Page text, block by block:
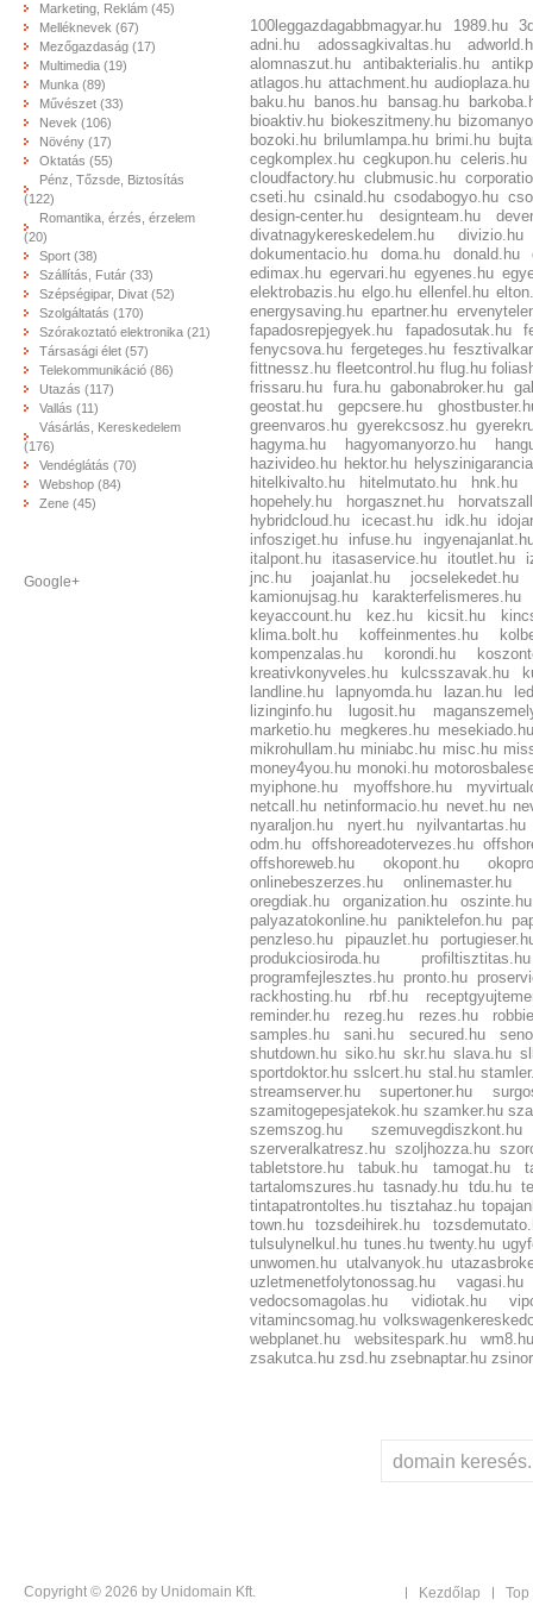
Marketing, Reklám (45)
Melléknevek (67)
Mezőgazdaság (17)
Multimedia (19)
Munka (89)
Művészet (33)
Nevek (106)
Növény (17)
Oktatás (55)
Pénz, Tőzsde, Biztosítás
(122)
Romantika, érzés, érzelem
(20)
Sport (38)
Szállítás, Futár (33)
Szépségipar, Divat (52)
Szolgáltatás (170)
Szórakoztató elektronika (21)
Társasági élet (57)
Telekommunikáció (86)
Utazás (117)
Vallás (11)
Vásárlás, Kereskedelem
(176)
Vendéglátás (70)
Webshop (84)
Zene (45)
Google+
100leggazdagabbmagyar.hu 1989.hu
adni.hu
adossagkivaltas.hu
alomnaszut.hu
antibakterialis.hu
atlagos.hu attachment.hu audioplaza.hu
baku.hu
banos.hu bansag.hu
bioaktiv.hu biokeszitmeny.hu
bozoki.hu brilumlampa.hu brimi.hu
cegkomplex.hu cegkupon.hu celeris.hu
cloudfactory.hu clubmusic.hu
cseti.hu csinald.hu csodabogyo.hu
design-center.hu
designteam.hu
divatnagykereskedelem.hu
divizio.hu
dokumentacio.hu
doma.hu donald.hu
edimax.hu egervari.hu egyenes.hu
elektrobazis.hu elgo.hu ellenfel.hu
energysaving.hu epartner.hu
fapadosrepjegyek.hu
fapadosutak.hu
fenycsova.hu fergeteges.hu
fittnessz.hu fleetcontrol.hu flug.hu
frissaru.hu fura.hu gabonabroker.hu
geostat.hu
gepcsere.hu
greenvaros.hu gyerekcsosz.hu
hagyma.hu
hagyomanyorzo.hu
hazivideo.hu hektor.hu
hitelkivalto.hu
hitelmutato.hu hnk.hu
hopehely.hu
horgasznet.hu
hybridcloud.hu
icecast.hu idk.hu
infosziget.hu
infuse.hu
italpont.hu
itasaservice.hu itoutlet.hu
jnc.hu
joajanlat.hu
jocselekedet.hu
kamionujsag.hu
karakterfelismeres.hu
keyaccount.hu
kez.hu kicsit.hu
klima.bolt.hu
koffeinmentes.hu
kompenzalas.hu
korondi.hu
kreativkonyveles.hu
kulcsszavak.hu
landline.hu
lapnyomda.hu lazan.hu
lizinginfo.hu
lugosit.hu
marketio.hu megkeres.hu
mikrohullam.hu miniabc.hu misc.hu
money4you.hu monoki.hu
myiphone.hu
myoffshore.hu
netcall.hu netinformacio.hu nevet.hu
nyaraljon.hu
nyert.hu
nyilvantartas.hu
odm.hu offshoreadotervezes.hu
offshoreweb.hu
okopont.hu
onlinebeszerzes.hu
onlinemaster.hu
oregdiak.hu
organization.hu
oszinte.hu
palyazatokonline.hu
paniktelefon.hu
penzleso.hu
pipauzlet.hu
produkciosiroda.hu
profiltisztitas.hu
programfejlesztes.hu pronto.hu
rackhosting.hu
rbf.hu
reminder.hu
rezeg.hu rezes.hu
samples.hu
sani.hu secured.hu
shutdown.hu siko.hu skr.hu slava.hu
sportdoktor.hu sslcert.hu stal.hu
streamserver.hu
supertoner.hu
szamitogepesjatekok.hu szamker.hu
szemszog.hu
szemuvegdiszkont.hu
szerveralkatresz.hu szoljhozza.hu
tabletstore.hu
tabuk.hu tamogat.hu
tartalomszures.hu tasnady.hu tdu.hu
tintapatrontoltes.hu tisztahaz.hu
town.hu
tozsdeihirek.hu
tulsulynelkul.hu tunes.hu twenty.hu
unwomen.hu utalvanyok.hu
uzletmenetfolytonossag.hu
vagasi.hu
vedocsomagolas.hu
vidiotak.hu
vitamincsomag.hu
webplanet.hu
websitespark.hu
wm8.hu
zsakutca.hu zsd.hu zsebnaptar.hu
Copyright © 2026 by Unidomain Kft. Kezdőlap